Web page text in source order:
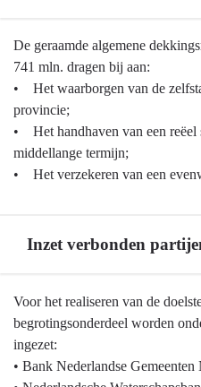
Terug
naar
navigatie
Algemene
dekkingsmiddelen
De geraamde algemene
741 mln. dragen bij aan:
• Het waarborgen van de
provincie;
• Het handhaven van een reëel
middellange termijn;
• Het verzekeren van een
Inzet verbonden
Terug
naar
navigatie
Voor het realiseren van de
begrotingsonderdeel worden
ingezet:
• Bank Nederlandse